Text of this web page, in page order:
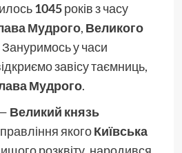
1045років з часу
Мудрого, Великого
Зануримось у часи
завісу таємниць,
Мудрого.
Великий князь
правління якогоКиївська